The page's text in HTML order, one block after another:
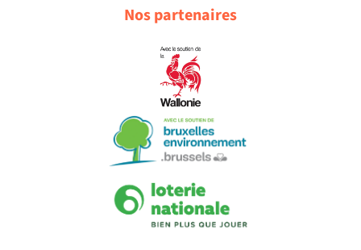
Nos partenaires